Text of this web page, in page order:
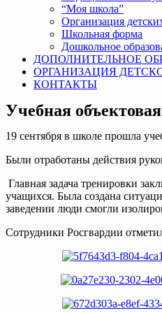
“Моя школа”
Организация
Школьная форма
Дошкольное
ДОПОЛНИТЕЛЬНОЕ
ОРГАНИЗАЦИЯ
КОНТАКТЫ
Учебная
19 сентября в школе прошла
Были отработаны действия
Главная задача тренировки
учащихся. Была создана
заведении люди смогли
Сотрудники Росгвардии